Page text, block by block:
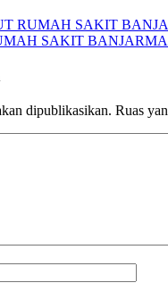
RUMAH SAKIT
SAKIT
dipublikasikan. Ruas